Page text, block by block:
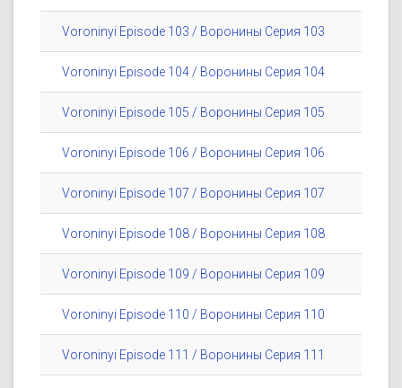
Voroninyi Episode 103 / Воронины Серия 103
Voroninyi Episode 104 / Воронины Серия 104
Voroninyi Episode 105 / Воронины Серия 105
Voroninyi Episode 106 / Воронины Серия 106
Voroninyi Episode 107 / Воронины Серия 107
Voroninyi Episode 108 / Воронины Серия 108
Voroninyi Episode 109 / Воронины Серия 109
Voroninyi Episode 110 / Воронины Серия 110
Voroninyi Episode 111 / Воронины Серия 111